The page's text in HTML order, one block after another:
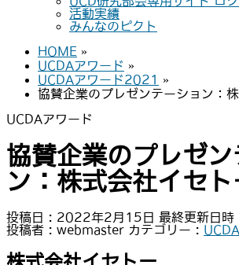
活動実績
みんなのピクト
HOME »
UCDAアワード »
UCDAアワード2021
»
協賛企業のプレゼンテーション：
UCDAアワード
協賛企業のプレゼン
ン：株式会社イセト
投稿日 : 2022年2月15日 最終更新日
投稿者 : webmaster カテゴリー :